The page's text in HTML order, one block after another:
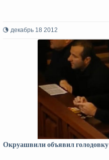
декабрь 18 2012
Окруашвили объявил голодовку